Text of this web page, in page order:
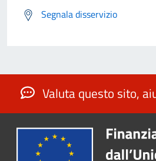
Segnala disservizio
Valuta questo sito,